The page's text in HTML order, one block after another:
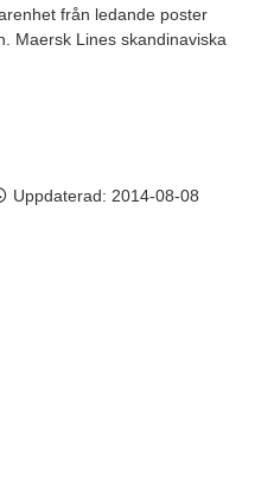
från ledande poster
Maersk Lines skandinaviska
Uppdaterad: 2014-08-08